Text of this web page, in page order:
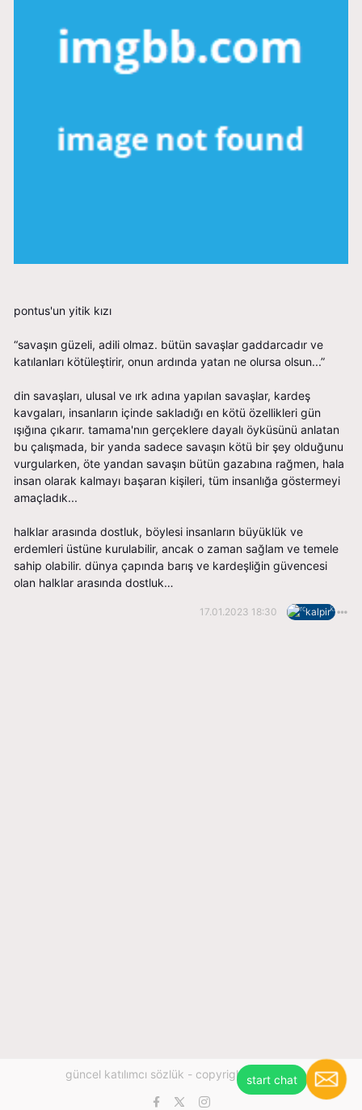
pontus'un yitik kızı
“savaşın güzeli, adili olmaz. bütün savaşlar gaddarcadır ve
katılanları kötüleştirir, onun ardında yatan ne olursa olsun...”
din savaşları, ulusal ve ırk adına yapılan savaşlar, kardeş
kavgaları, insanların içinde sakladığı en kötü özellikleri gün
ışığına çıkarır. tamama'nın gerçeklere dayalı öyküsünü anlatan
bu çalışmada, bir yanda sadece savaşın kötü bir şey olduğunu
vurgularken, öte yandan savaşın bütün gazabına rağmen, hala
insan olarak kalmayı başaran kişileri, tüm insanlığa göstermeyi
amaçladık...
halklar arasında dostluk, böylesi insanların büyüklük ve
erdemleri üstüne kurulabilir, ancak o zaman sağlam ve temele
sahip olabilir. dünya çapında barış ve kardeşliğin güvencesi
olan halklar arasında dostluk…
17.01.2023 18:30 kalpir
güncel katılımcı sözlük - copyright © 2026